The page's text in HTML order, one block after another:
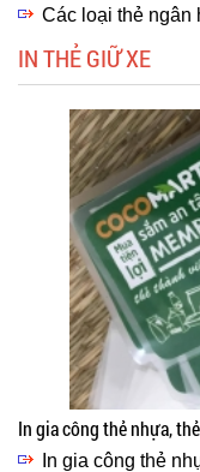
Các loại thẻ ngân
IN THẺ GIỮ XE
In gia công thẻ nhựa,
In gia công thẻ